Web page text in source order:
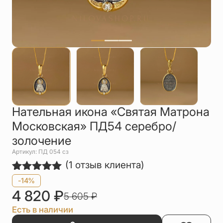
Шнурки на
шею
Другое
Нательная икона «Святая Матрона
Московская» ПД54 серебро/
золочение
Артикул: ПД 054 сз
Рейтинг
5.00из 5
на основе
опроса
1
пользователя
(1 отзыв клиента)
-14%
4 820 ₽5 605₽
Есть в наличии